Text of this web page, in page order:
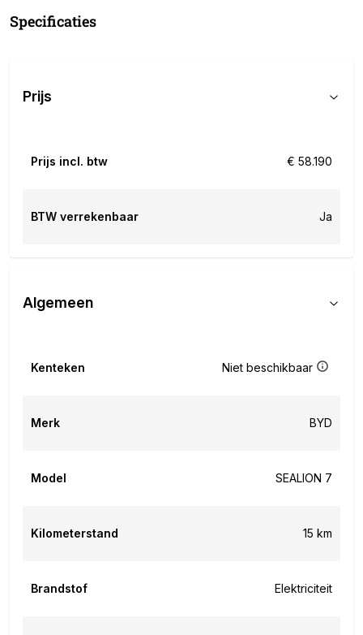
Specificaties
Prijs
Prijs incl. btw € 58.190
BTW verrekenbaar Ja
Algemeen
Kenteken Niet beschikbaar
Merk BYD
Model SEALION 7
Kilometerstand 15 km
Brandstof Elektriciteit